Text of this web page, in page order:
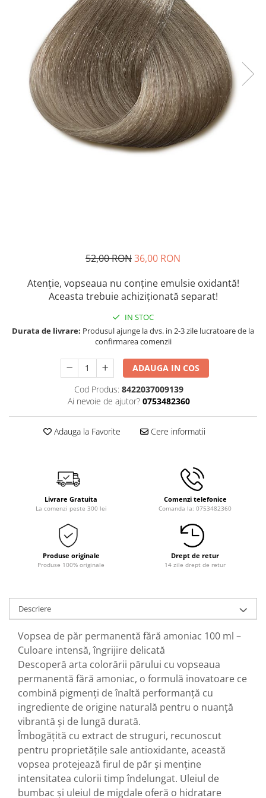
52,00 RON36,00 RON
Atenție, vopseaua nu conține emulsie oxidantă!
Aceasta trebuie achiziționată separat!
IN STOC
Durata de livrare: Produsul ajunge la dvs. in 2-3 zile lucratoare de la
confirmarea comenzii
ADAUGA IN COS
Cod Produs: 8422037009139
Ai nevoie de ajutor? 0753482360
Adauga la Favorite Cere informatii
Livrare Gratuita
La comenzi peste 300 lei
Comenzi telefonice
Comanda la: 0753482360
Produse originale
Produse 100% originale
Drept de retur
14 zile drept de retur
Descriere
Vopsea de păr permanentă fără amoniac 100 ml –
Culoare intensă, îngrijire delicată
Descoperă arta colorării părului cu vopseaua
permanentă fără amoniac, o formulă inovatoare ce
combină pigmenți de înaltă performanță cu
ingrediente de origine naturală pentru o nuanță
vibrantă și de lungă durată.
Îmbogățită cu extract de struguri, recunoscut
pentru proprietățile sale antioxidante, această
vopsea protejează firul de păr și menține
intensitatea culorii timp îndelungat. Uleiul de
bumbac și uleiul de migdale oferă o hidratare